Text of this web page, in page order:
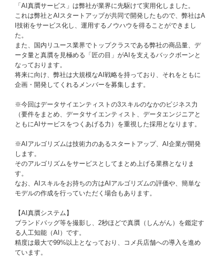
「AI真贋サービス」は弊社が業界に先駆けて実用化しました。
これは弊社とAIスタートアップが共同で開発したもので、弊社はA
I技術をサービス化し、運用するノウハウを得ることができまし
た。
また、国内リユース業界でトップクラスである弊社の商品量、デ
ータ量と真贋を見極める「匠の目」がAIを支えるバックボーンと
なっております。
将来に向け、弊社は大規模なAI戦略を持っており、それをともに
企画・開発してくれるメンバーを募集します。
※今回はデータサイエンティストの3スキルのなかのビジネス力
（要件をまとめ、データサイエンティスト、データエンジニアと
ともにAIサービスをつくあげる力）を重視した採用となります。
※AIアルゴリズムは技術力のあるスタートアップ、AI企業が開発
します。
そのアルゴリズムをサービスとしてまとめ上げる業務となりま
す。
なお、AIスキルをお持ちの方はAIアルゴリズムの評価や、簡単な
モデルの作成を行っていただく場合もあります。
【AI真贋システム】
ブランドバッグ等を撮影し、2秒ほどで真贋（しんがん）を鑑定す
る人工知能（AI）です。
精度は最大で99%以上となっており、コメ兵店舗への導入を進め
ています。